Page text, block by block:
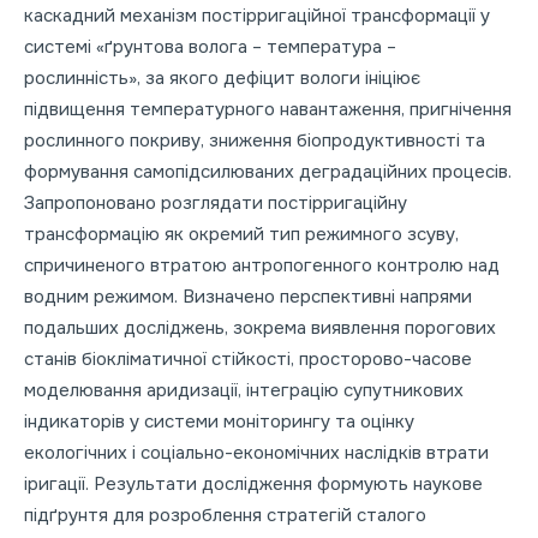
каскадний механізм постірригаційної трансформації у
системі «ґрунтова волога – температура –
рослинність», за якого дефіцит вологи ініціює
підвищення температурного навантаження, пригнічення
рослинного покриву, зниження біопродуктивності та
формування самопідсилюваних деградаційних процесів.
Запропоновано розглядати постірригаційну
трансформацію як окремий тип режимного зсуву,
спричиненого втратою антропогенного контролю над
водним режимом. Визначено перспективні напрями
подальших досліджень, зокрема виявлення порогових
станів біокліматичної стійкості, просторово-часове
моделювання аридизації, інтеграцію супутникових
індикаторів у системи моніторингу та оцінку
екологічних і соціально-економічних наслідків втрати
іригації. Результати дослідження формують наукове
підґрунтя для розроблення стратегій сталого